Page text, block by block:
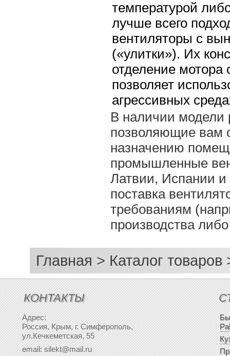
температурой
лучше всего
вентиляторы с
(«улитки»). Их
отделение мотора
позволяет
агрессивных
В наличии модели
позволяющие вам
назначению
промышленные
Латвии, Испании и
поставка
требованиям
производства
Главная > Каталог товаров
КОНТАКТЫ
Адрес:
Россия, Крым, г. Симферополь,
ул.Кечкеметская, 55
email: silekt@mail.ru